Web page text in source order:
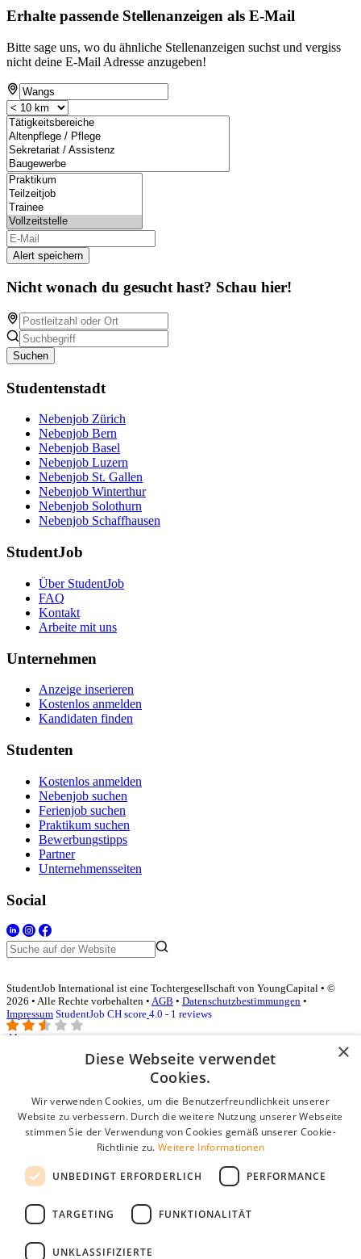
Erhalte passende Stellenanzeigen als E-Mail
Bitte sage uns, wo du ähnliche Stellenanzeigen suchst und vergiss
nicht deine E-Mail Adresse anzugeben!
Alert speichern
Nicht wonach du gesucht hast? Schau hier!
Suchen
Studentenstadt
Nebenjob Zürich
Nebenjob Bern
Nebenjob Basel
Nebenjob Luzern
Nebenjob St. Gallen
Nebenjob Winterthur
Nebenjob Solothurn
Nebenjob Schaffhausen
StudentJob
Über StudentJob
FAQ
Kontakt
Arbeite mit uns
Unternehmen
Anzeige inserieren
Kostenlos anmelden
Kandidaten finden
Studenten
Kostenlos anmelden
Nebenjob suchen
Ferienjob suchen
Praktikum suchen
Bewerbungstipps
Partner
Unternehmensseiten
Social
StudentJob International ist eine Tochtergesellschaft von YoungCapital • ©
2026 • Alle Rechte vorbehalten • AGB • Datenschutzbestimmungen •
Impressum StudentJob CH score 4.0 - 1 reviews
Login für Unternehmen
E-Mail*
Passwort
Angemeldet bleiben
Passwort vergessen?
Kostenloses Unternehmensprofil
×
Diese Webseite verwendet
Cookies.
Wir verwenden Cookies, um die Benutzerfreundlichkeit unserer
Website zu verbessern. Durch die weitere Nutzung unserer Webseite
stimmen Sie der Verwendung von Cookies gemäß unserer Cookie-
Richtlinie zu. Weitere Informationen
UNBEDINGT ERFORDERLICH PERFORMANCE
TARGETING FUNKTIONALITÄT
UNKLASSIFIZIERTE